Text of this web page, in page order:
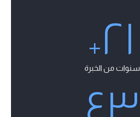
٢١+
سنوات من الخبرة